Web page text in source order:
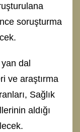
soruşturma
yan dal
ve araştırma
Sağlık
aldığı